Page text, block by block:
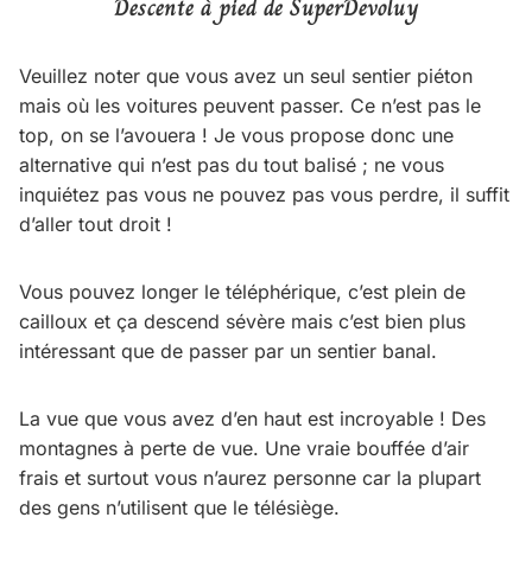
Veuillez noter que vous avez un seul sentier piéton
mais où les voitures peuvent passer. Ce n’est pas le
top, on se l’avouera ! Je vous propose donc une
alternative qui n’est pas du tout balisé ; ne vous
inquiétez pas vous ne pouvez pas vous perdre, il suffit
d’aller tout droit !
Vous pouvez longer le téléphérique, c’est plein de
cailloux et ça descend sévère mais c’est bien plus
intéressant que de passer par un sentier banal.
La vue que vous avez d’en haut est incroyable ! Des
montagnes à perte de vue. Une vraie bouffée d’air
frais et surtout vous n’aurez personne car la plupart
des gens n’utilisent que le télésiège.